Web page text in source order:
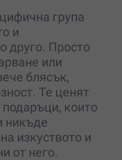
група
и
друго. Просто
или
блясък,
Те ценят
които
никъде
изкуството и
от него.